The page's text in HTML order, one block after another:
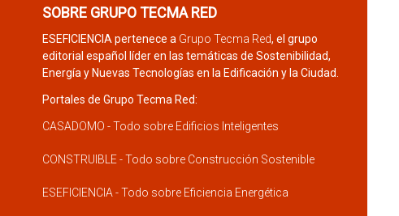
SOBRE GRUPO TECMA RED
ESEFICIENCIA pertenece a Grupo Tecma Red, el grupo
editorial español líder en las temáticas de Sostenibilidad,
Energía y Nuevas Tecnologías en la Edificación y la Ciudad.
Portales de Grupo Tecma Red:
CASADOMO - Todo sobre Edificios Inteligentes
CONSTRUIBLE - Todo sobre Construcción Sostenible
ESEFICIENCIA - Todo sobre Eficiencia Energética